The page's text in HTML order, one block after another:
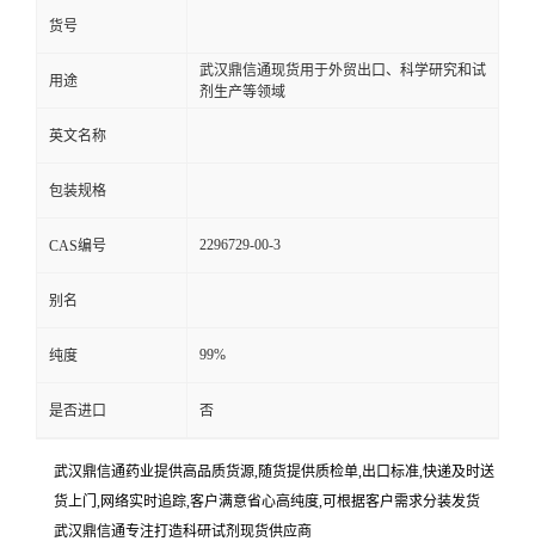
货号
用途
武汉鼎信通现货用于外贸出口、科学研究和试
剂生产等领域
英文名称
包装规格
CAS编号 2296729-00-3
别名
纯度 99%
是否进口 否
武汉鼎信通药业提供高品质货源,随货提供质检单,出口标准,快递及时送
货上门,网络实时追踪,客户满意省心高纯度,可根据客户需求分装发货
武汉鼎信通专注打造科研试剂现货供应商